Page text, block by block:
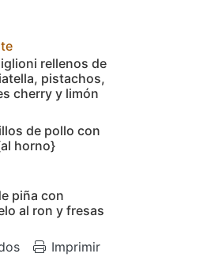
rellenos de
pistachos,
cherry y limón
de pollo con
horno}
piña con
al ron y fresas
Imprimir